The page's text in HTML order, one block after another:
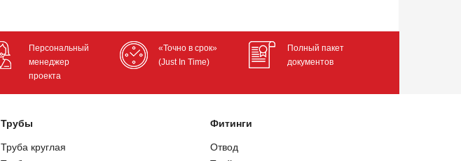
Персональный
менеджер
проекта
«Точно в срок»
(Just In Time)
Полный пакет
документов
Трубы
Труба круглая
Фитинги
Отвод